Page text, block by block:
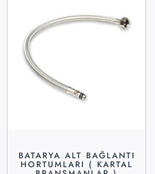
BATARYA ALT BAĞLANTI
HORTUMLARI ( KARTAL